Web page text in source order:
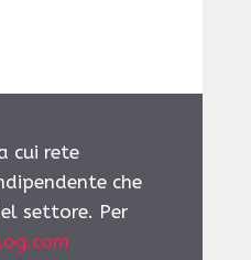
cui rete
che
settore. Per